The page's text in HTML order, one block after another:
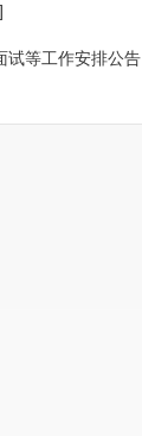
试等工作安排公告